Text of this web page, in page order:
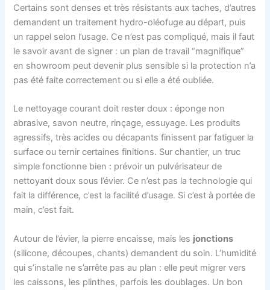
Certains sont denses et très résistants aux taches, d’autres
demandent un traitement hydro-oléofuge au départ, puis
un rappel selon l’usage. Ce n’est pas compliqué, mais il faut
le savoir avant de signer : un plan de travail “magnifique”
en showroom peut devenir plus sensible si la protection n’a
pas été faite correctement ou si elle a été oubliée.
Le nettoyage courant doit rester doux : éponge non
abrasive, savon neutre, rinçage, essuyage. Les produits
agressifs, très acides ou décapants finissent par fatiguer la
surface ou ternir certaines finitions. Sur chantier, un truc
simple fonctionne bien : prévoir un pulvérisateur de
nettoyant doux sous l’évier. Ce n’est pas la technologie qui
fait la différence, c’est la facilité d’usage. Si c’est à portée de
main, c’est fait.
Autour de l’évier, la pierre encaisse, mais les jonctions
(silicone, découpes, chants) demandent du soin. L’humidité
qui s’installe ne s’arrête pas au plan : elle peut migrer vers
les caissons, les plinthes, parfois les doublages. Un bon